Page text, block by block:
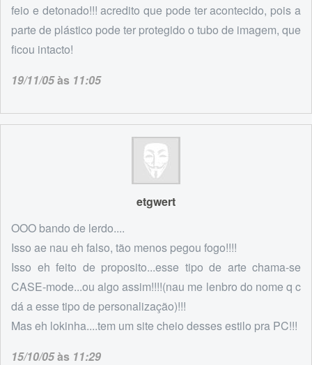
feio e detonado!!! acredito que pode ter acontecido, pois a
parte de plástico pode ter protegido o tubo de imagem, que
ficou intacto!
19/11/05às 11:05
etgwert
OOO bando de lerdo....
Isso ae nau eh falso, tão menos pegou fogo!!!!
Isso eh feito de proposito...esse tipo de arte chama-se
CASE-mode...ou algo assim!!!!(nau me lenbro do nome q c
dá a esse tipo de personalização)!!!
Mas eh lokinha....tem um site cheio desses estilo pra PC!!!
15/10/05às 11:29